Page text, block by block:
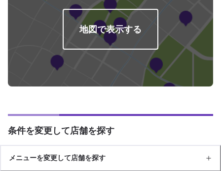
地図で表示する
条件を変更して店舗を探す
メニューを変更して店舗を探す